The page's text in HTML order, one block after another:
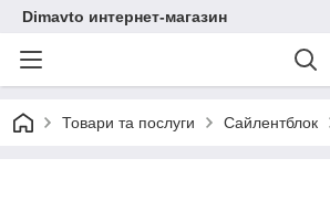
Dimavto интернет-магазин
Товари та послуги Сайлентблок